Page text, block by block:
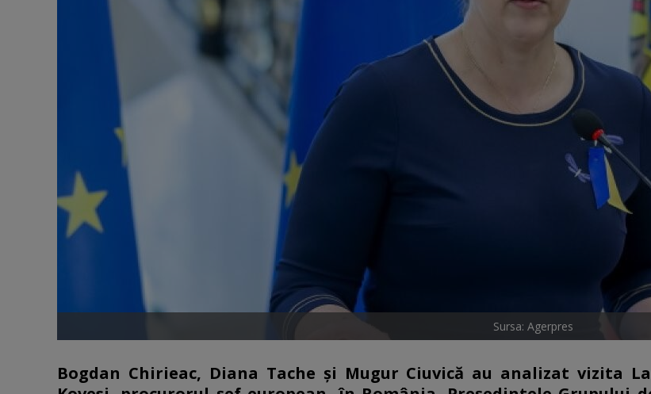
Sursa: Agerpres
Bogdan Chirieac, Diana Tache şi Mugur Ciuvică au analizat vizita